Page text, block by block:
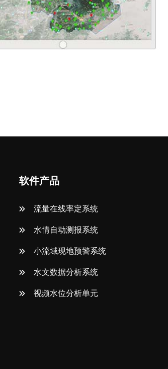
软件产品
流量在线率定系统
水情自动测报系统
小流域现地预警系统
水文数据分析系统
视频水位分析单元